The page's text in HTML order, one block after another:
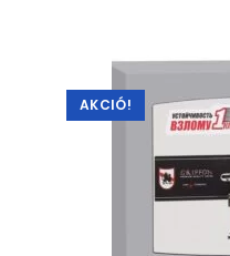
AKCIÓ!